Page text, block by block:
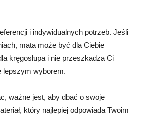
i indywidualnych potrzeb. Jeśli
mata może być dla Ciebie
kręgosłupa i nie przeszkadza Ci
lepszym wyborem.
ważne jest, aby dbać o swoje
który najlepiej odpowiada Twoim